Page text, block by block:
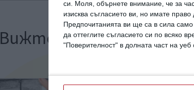
си.
Моля, обърнете внимание, че за
изисква съгласието ви, но имате
Предпочитанията ви ще са в сила
да оттеглите съгласието си по всяко
"Поверителност" в долната част на уеб
Вижте още